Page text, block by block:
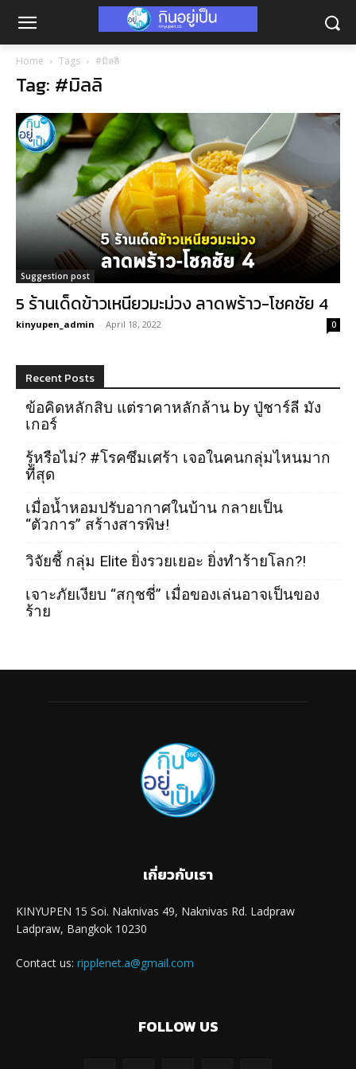
Home Tags #มิลลิ
Tag: #มิลลิ
Suggestion post
5 ร้านเด็ดข้าวเหนียวมะม่วง ลาดพร้าว-โชคชัย 4
kinyupen_admin - April 18, 2022 0
Recent Posts
ข้อคิดหลักสิบ แต่ราคาหลักล้าน by ปู่ชาร์ลี มัง
เกอร์
รู้หรือไม่? #โรคซึมเศร้า เจอในคนกลุ่มไหนมาก
ที่สุด
เมื่อน้ำหอมปรับอากาศในบ้าน กลายเป็น
“ตัวการ” สร้างสารพิษ!
วิจัยชี้ กลุ่ม Elite ยิ่งรวยเยอะ ยิ่งทำร้ายโลก?!
เจาะภัยเงียบ “สกุชชี่” เมื่อของเล่นอาจเป็นของ
ร้าย
เกี่ยวกับเรา
KINYUPEN 15 Soi. Naknivas 49, Naknivas Rd. Ladpraw
Ladpraw, Bangkok 10230
Contact us: ripplenet.a@gmail.com
FOLLOW US